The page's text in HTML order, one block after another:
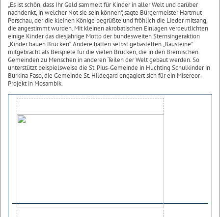
„Es ist schön, dass Ihr Geld sammelt für Kinder in aller Welt und darüber
nachdenkt, in welcher Not sie sein können“, sagte Bürgermeister Hartmut
Perschau, der die kleinen Könige begrüßte und fröhlich die Lieder mitsang,
die angestimmt wurden. Mit kleinen akrobatischen Einlagen verdeutlichten
einige Kinder das diesjährige Motto der bundesweiten Sternsingeraktion
„Kinder bauen Brücken“. Andere hatten selbst gebastelten „Bausteine“
mitgebracht als Beispiele für die vielen Brücken, die in den Bremischen
Gemeinden zu Menschen in anderen Teilen der Welt gebaut werden. So
unterstützt beispielsweise die St. Pius-Gemeinde in Huchting Schulkinder in
Burkina Faso, die Gemeinde St. Hildegard engagiert sich für ein Misereor-
Projekt in Mosambik.